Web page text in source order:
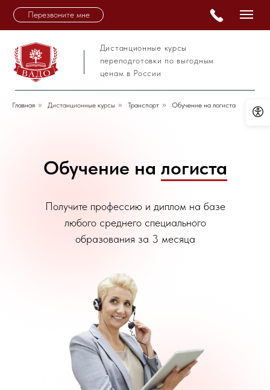
Дистанционные курсы
переподготовки по выгодным
ценам в России
Перезвоните мне
Главная » Дистанционные курсы » Транспорт » Обучение на логиста
Обучение на логиста
Получите профессию и диплом на базе
любого среднего специального
образования за 3 месяца